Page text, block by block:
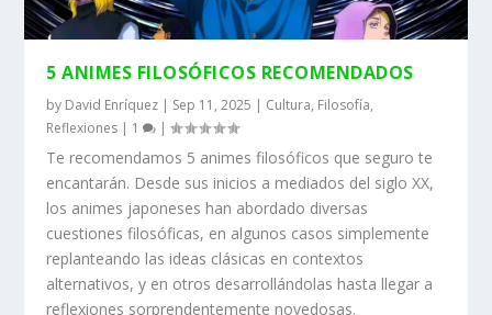
5 ANIMES FILOSÓFICOS RECOMENDADOS
by David Enríquez | Sep 11, 2025 | Cultura, Filosofía,
Reflexiones | 1 |
Te recomendamos 5 animes filosóficos que seguro te
encantarán. Desde sus inicios a mediados del siglo XX,
los animes japoneses han abordado diversas
cuestiones filosóficas, en algunos casos simplemente
replanteando las ideas clásicas en contextos
alternativos, y en otros desarrollándolas hasta llegar a
reflexiones sorprendentemente novedosas.